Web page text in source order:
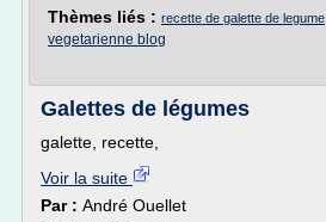
Thèmes liés : recette de galette de legume
vegetarienne blog
Galettes de légumes
galette, recette,
Voir la suite
Par : André Ouellet